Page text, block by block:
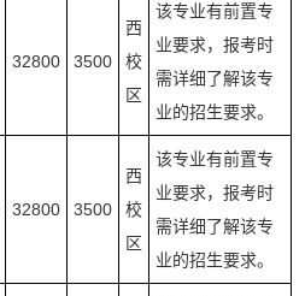
32800 3500
西
校
区
该专业有前置专
业要求，报考时
需详细了解该专
业的招生要求。
32800 3500
西
校
区
该专业有前置专
业要求，报考时
需详细了解该专
业的招生要求。